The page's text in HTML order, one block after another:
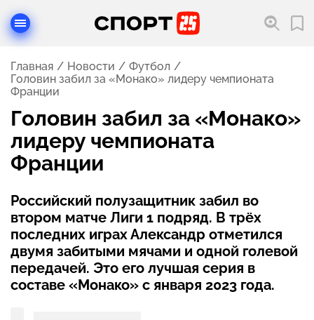
Главная Новости
Футбол
Головин забил за «Монако» лидеру чемпионата
Франции
Головин забил за «Монако»
лидеру чемпионата
Франции
Российский полузащитник забил во
втором матче Лиги 1 подряд. В трёх
последних играх Александр отметился
двумя забитыми мячами и одной голевой
передачей. Это его лучшая серия в
составе «Монако» с января 2023 года.